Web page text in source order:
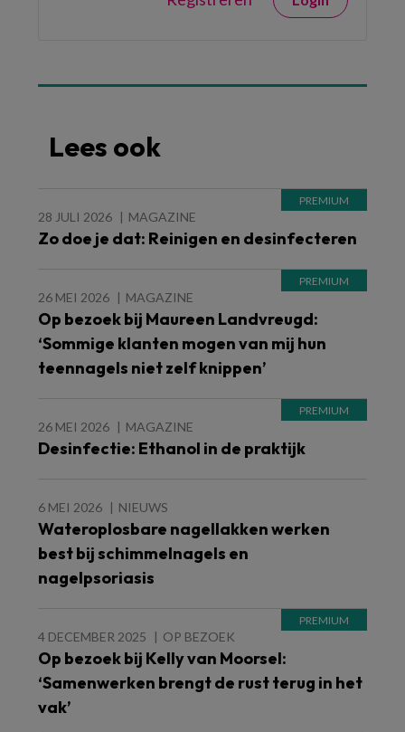
Lees ook
28 JULI 2026 MAGAZINE
Zo doe je dat: Reinigen en desinfecteren
26 MEI 2026 MAGAZINE
Op bezoek bij Maureen Landvreugd:
‘Sommige klanten mogen van mij hun
teennagels niet zelf knippen’
26 MEI 2026 MAGAZINE
Desinfectie: Ethanol in de praktijk
6 MEI 2026 NIEUWS
Wateroplosbare nagellakken werken
best bij schimmelnagels en
nagelpsoriasis
4 DECEMBER 2025 OP BEZOEK
Op bezoek bij Kelly van Moorsel:
‘Samenwerken brengt de rust terug in het
vak’